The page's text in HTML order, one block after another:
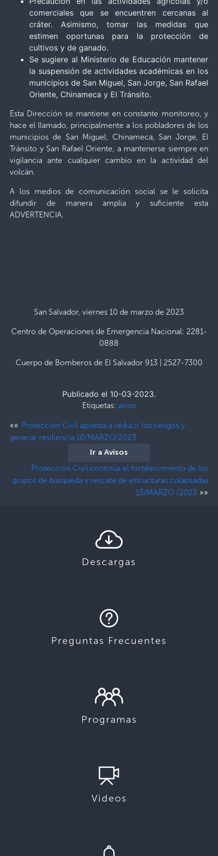
comerciales que se encuentren cercanas al
cráter. Asimismo, tomar las medidas que
estimen oportunas para la protección de
cultivos y de ganado.
Se sugiere al Ministerio de Educación mantener
la suspensión de actividades académicas en los
municipios de San Miguel, San Jorge, San Rafael
Oriente, Chinameca y El Tránsito.
Esta Dirección se mantiene en constante monitoreo, y
hace el llamado, principalmente a los pobladores de los
municipios de San Miguel, Chinameca, San Jorge, El
Tránsito y San Rafael Oriente, a mantenerse siempre en
vigilancia ante cualquier cambio en la actividad del
volcán.
A los medios de comunicación social se le solicita
difundir de manera amplia y suficiente esta
ADVERTENCIA.
San Salvador, viernes 10 de marzo de 2023
Centro de Operaciones de Emergencia Nacional: 2281-
0888
Cuerpo de Bomberos de El Salvador 913 | 2527-7300
Publicado el 10-03-2023.
Etiquetas: aviso
«« Protección Civil apuesta a reducir los riesgos y
generar resiliencia 10/MARZO/2023
Ir a Avisos
Protección Civil continúa el fortalecimiento de los
grupos de búsqueda y rescate de estructuras colapsadas
13/MARZO /2023 »»
Descargas
Preguntas Frecuentes
Programas
Videos